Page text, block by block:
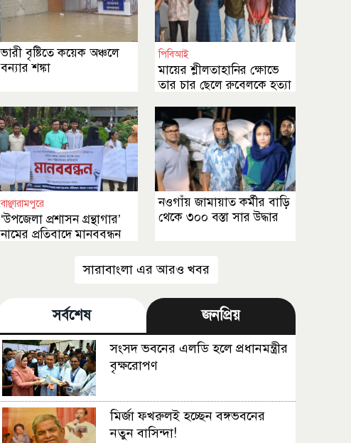
ভারী বৃষ্টিতে কয়েক অঞ্চলে
বন্যার শঙ্কা
পিবিআই
মায়ের শ্লীলতাহানির ক্ষোভে
তার চার ছেলে রুবেলকে হত্যা
বাঞ্ছারামপুরে
‘উপজেলা প্রশাসন গ্রন্থাগার’
নামের প্রতিবাদে মানববন্ধন
নওগাঁয় জামায়াত কর্মীর বাড়ি
থেকে ৩০০ বস্তা সার উদ্ধার
সারাবাংলা এর আরও খবর
সর্বশেষ জনপ্রিয়
সংসদ ভবনের এলডি হলে প্রধানমন্ত্রীর
বৃক্ষরোপণ
মির্জা ফখরুলই হচ্ছেন বঙ্গভবনের
নতুন বাসিন্দা!